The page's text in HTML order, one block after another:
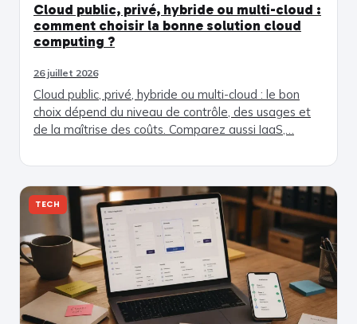
Cloud public, privé, hybride ou multi-cloud :
comment choisir la bonne solution cloud
computing ?
26 juillet 2026
Cloud public, privé, hybride ou multi-cloud : le bon
choix dépend du niveau de contrôle, des usages et
de la maîtrise des coûts. Comparez aussi IaaS,…
TECH